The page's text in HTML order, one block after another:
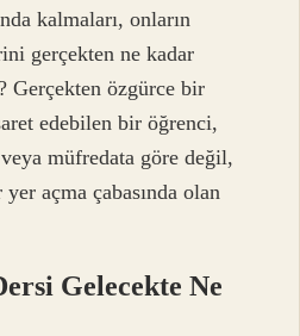
kalmaları, onların
gerçekten ne kadar
Gerçekten özgürce bir
edebilen bir öğrenci,
müfredata göre değil,
açma çabasında olan
Gelecekte Ne